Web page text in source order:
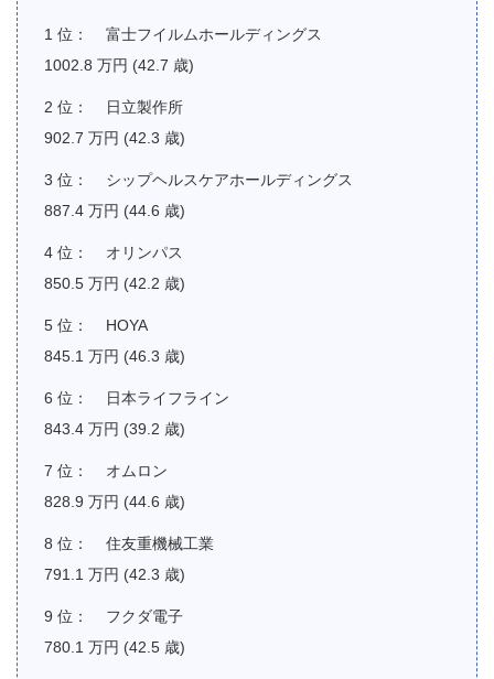
富士フイルムホールディングス
1002.8 万円 (42.7 歳)
日立製作所
902.7 万円 (42.3 歳)
シップヘルスケアホールディングス
887.4 万円 (44.6 歳)
オリンパス
850.5 万円 (42.2 歳)
HOYA
845.1 万円 (46.3 歳)
日本ライフライン
843.4 万円 (39.2 歳)
オムロン
828.9 万円 (44.6 歳)
住友重機械工業
791.1 万円 (42.3 歳)
フクダ電子
780.1 万円 (42.5 歳)